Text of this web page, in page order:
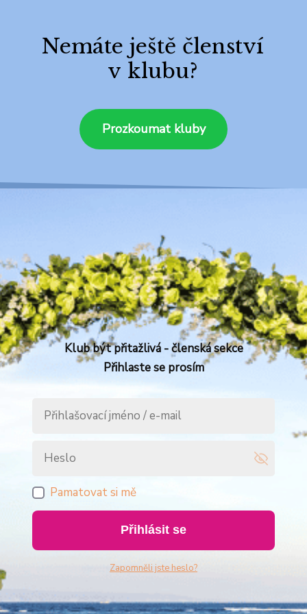
Nemáte ještě členství
v klubu?
Prozkoumat kluby
Klub být přitažlivá - členská sekce
Přihlaste se prosím
Pamatovat si mě
Přihlásit se
Zapomněli jste heslo?